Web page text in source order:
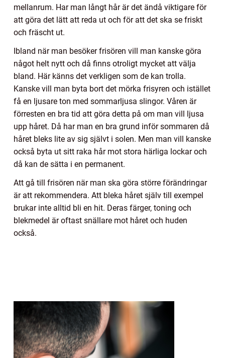
mellanrum. Har man långt hår är det ändå viktigare för
att göra det lätt att reda ut och för att det ska se friskt
och fräscht ut.
Ibland när man besöker frisören vill man kanske göra
något helt nytt och då finns otroligt mycket att välja
bland. Här känns det verkligen som de kan trolla.
Kanske vill man byta bort det mörka frisyren och istället
få en ljusare ton med sommarljusa slingor. Våren är
förresten en bra tid att göra detta på om man vill ljusa
upp håret. Då har man en bra grund inför sommaren då
håret bleks lite av sig självt i solen. Men man vill kanske
också byta ut sitt raka hår mot stora härliga lockar och
då kan de sätta i en permanent.
Att gå till frisören när man ska göra större förändringar
är att rekommendera. Att bleka håret själv till exempel
brukar inte alltid bli en hit. Deras färger, toning och
blekmedel är oftast snällare mot håret och huden
också.